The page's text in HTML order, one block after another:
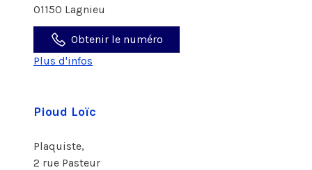
01150 Lagnieu
Obtenir le numéro
Plus d'infos
Pioud Loïc
Plaquiste,
2 rue Pasteur